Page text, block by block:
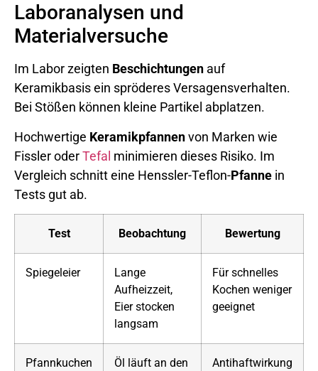
Laboranalysen und
Materialversuche
Im Labor zeigten Beschichtungen auf
Keramikbasis ein spröderes Versagensverhalten.
Bei Stößen können kleine Partikel abplatzen.
Hochwertige Keramikpfannenvon Marken wie
Fissler oderTefal minimieren dieses Risiko. Im
Vergleich schnitt eine Henssler-Teflon-Pfanne in
Tests gut ab.
Test Beobachtung Bewertung
Spiegeleier
Lange
Aufheizzeit,
Eier stocken
langsam
Für schnelles
Kochen weniger
geeignet
Pfannkuchen
Öl läuft an den
Antihaftwirkung